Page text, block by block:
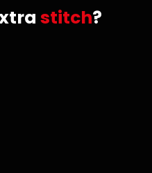
stitch?